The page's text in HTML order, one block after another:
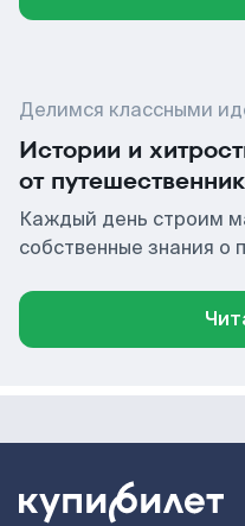
Делимся классными
Истории и
от
Каждый день строим
собственные знания о